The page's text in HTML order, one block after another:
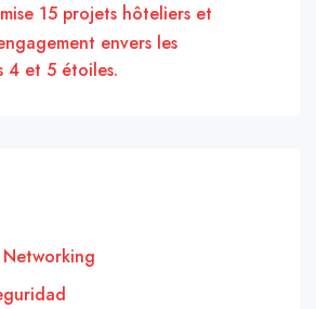
15 projets hôteliers et
envers les
4 et 5 étoiles.